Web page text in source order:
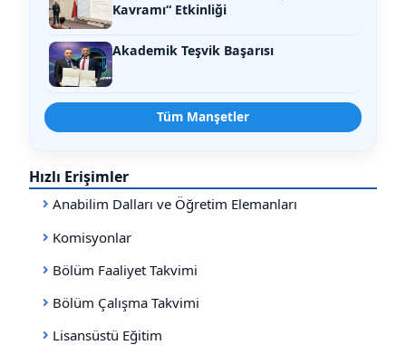
Kavramı“ Etkinliği
Akademik Teşvik Başarısı
Tüm Manşetler
Hızlı Erişimler
Anabilim Dalları ve Öğretim Elemanları
Komisyonlar
Bölüm Faaliyet Takvimi
Bölüm Çalışma Takvimi
Lisansüstü Eğitim